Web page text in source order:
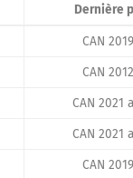
Dernière
CAN
CAN
CAN 2021
CAN 2021
CAN